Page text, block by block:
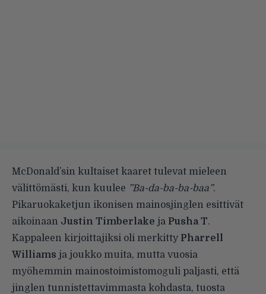
McDonald’sin kultaiset kaaret tulevat mieleen
välittömästi, kun kuulee ”Ba-da-ba-ba-baa”.
Pikaruokaketjun ikonisen mainosjinglen esittivät
aikoinaan Justin Timberlake ja Pusha T.
Kappaleen kirjoittajiksi oli merkitty Pharrell
Williams ja joukko muita, mutta vuosia
myöhemmin mainostoimistomoguli paljasti, että
jinglen tunnistettavimmasta kohdasta, tuosta